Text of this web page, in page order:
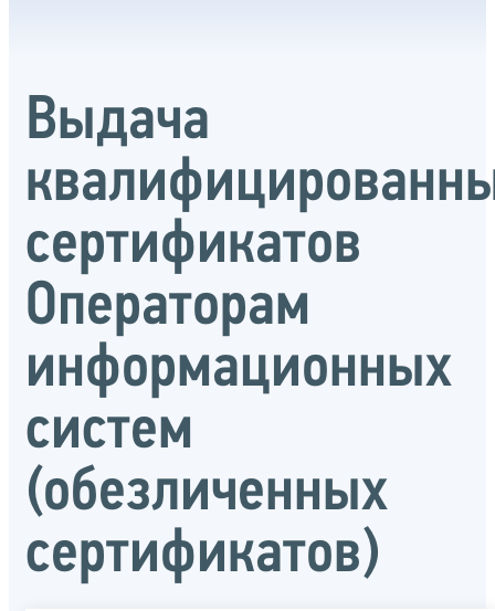
Выдача
сертификатов
Операторам
информационных
систем
(обезличенных
сертификатов)